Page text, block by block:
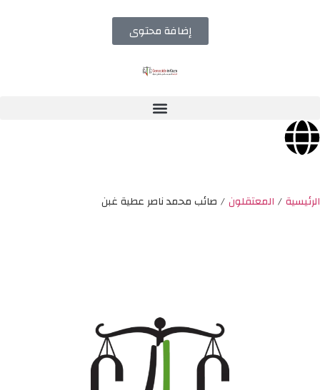
إضافة محتوى
الرئيسية/ المعتقلون/ صائب محمد ناصر عطية غبن